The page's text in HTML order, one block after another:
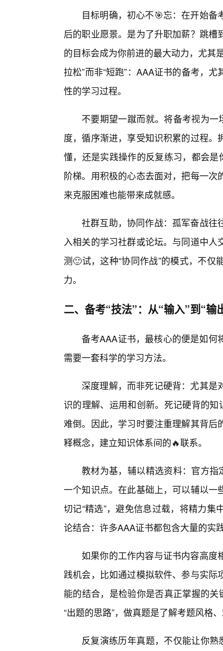
目标明确，初心不🎯忘：在开始
后的职业愿景。是为了升职加薪？跳
的目标会成为你前进的最大动力，尤其
拉松”而非“短跑”：AAA证书的备考，
性的学习过程。
不要期望一蹴而就。将备考视为一
度，循序渐进，享受知识积累的过程
懂，还是实践操作的反复练习，都会
阶梯。用积极的心态去面对，把每一
来克服困难也能带来成就感。
社群互助，协同作战：孤军奋战往
入相关的学习社群或论坛。与同道中
测🙂试，这种“协同作战”的模式，不
力。
二、备考“技法”：从“输入”到“输
备考AAA证书，最核心的便是如何
需要一套科学的学习方法。
深度理解，而非死记硬背：尤其
识的理解、运用和创新。死记硬背的
难倒。因此，学习时要注重理解其背
释概念，建立知识体系间的🔥联系。
教材为基，辅以精选资料：官方指
一个知识点。在此基础上，可以辅以
切记“精选”，避免信息过载，将精力
论结合：许多AAA证书都包含大量的实
如果你的工作内容与证书内容高度
践机会，比如通过模拟软件、参与实
能的结合，是检验你是否真正掌握的
“出题的思路”，做真题是了解考题风格
反复演练历年真题，不仅能让你